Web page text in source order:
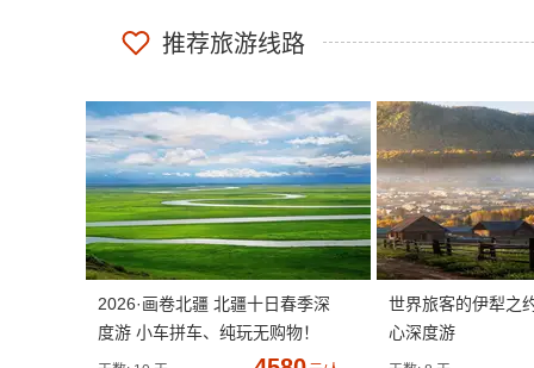
推荐旅游线路
2026·画卷北疆 北疆十日春季深
度游 小车拼车、纯玩无购物！
世界旅客的伊犁之
心深度游